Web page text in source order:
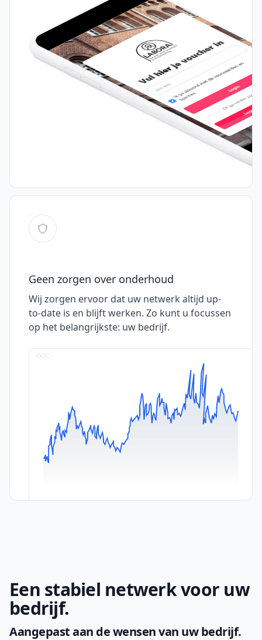
Geen zorgen over onderhoud
Wij zorgen ervoor dat uw netwerk altijd up-
to-date is en blijft werken. Zo kunt u focussen
op het belangrijkste: uw bedrijf.
Een stabiel netwerk voor uw
bedrijf.
Aangepast aan de wensen van uw bedrijf.